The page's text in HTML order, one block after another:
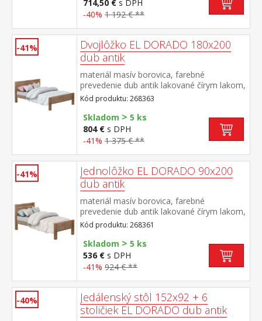
714,50 € s DPH
-40% 1 192 € **
-41%
Dvojlôžko EL DORADO 180x200
dub antik
materiál masív borovica, farebné
prevedenie dub antik lakované čírym lakom,
vlis drevenej štruktúry cena bez roštu a
matraca odporúčaný rozmer matraca 180 ×
200 cm alebo 2 kusy 90 × 200 cm a rošt R4
alebo 2 kusy R1 súčasť zostavy EL
DORADO
Kód produktu: 268363
Skladom > 5 ks
804 € s DPH
-41% 1 375 € **
-41%
Jednolôžko EL DORADO 90x200
dub antik
materiál masív borovica, farebné
prevedenie dub antik lakované čírym lakom,
vlis drevenej štruktúry cena bez roštu a
matraca odporúčaný rozmer matraca 90 ×
200 cm a rošt R1 súčasť zostavy EL
DORADO
Kód produktu: 268361
Skladom > 5 ks
536 € s DPH
-41% 924 € **
-40%
Jedálenský stôl 152x92 + 6
stoličiek EL DORADO dub antik